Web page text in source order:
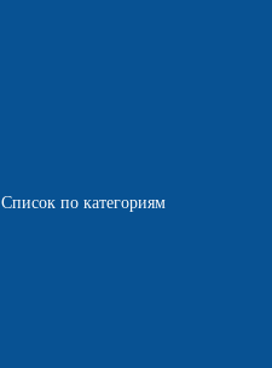
Список по категориям